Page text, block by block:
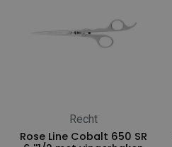
Recht
Rose Line Cobalt 650 SR